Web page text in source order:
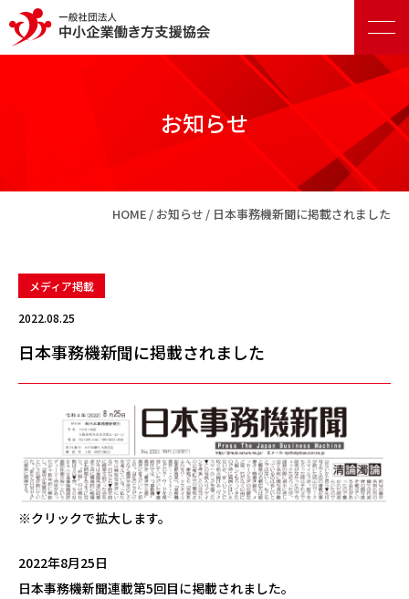
お知らせ
HOME お知らせ 日本事務機新聞に掲載されました
メディア掲載
2022.08.25
日本事務機新聞に掲載されました
※クリックで拡大します。
2022年8月25日
日本事務機新聞連載第5回目に掲載されました。